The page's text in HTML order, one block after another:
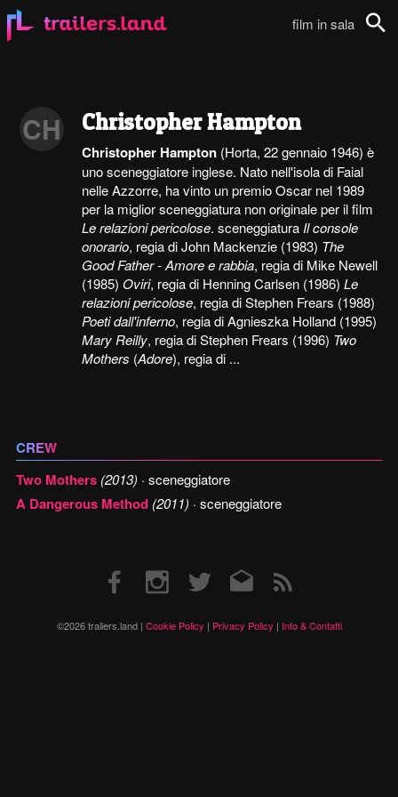
film in sala
CH Christopher Hampton
Christopher Hampton (Horta, 22 gennaio 1946) è
uno sceneggiatore inglese. Nato nell'isola di Faial
nelle Azzorre, ha vinto un premio Oscar nel 1989
per la miglior sceneggiatura non originale per il film
Le relazioni pericolose. sceneggiatura Il console
onorario, regia di John Mackenzie (1983) The
Good Father - Amore e rabbia, regia di Mike Newell
(1985)Oviri, regia di Henning Carlsen (1986)Le
relazioni pericolose, regia di Stephen Frears (1988)
Poeti dall'inferno, regia di Agnieszka Holland (1995)
Mary Reilly, regia di Stephen Frears (1996) Two
Mothers (Adore), regia di ...
CREW
Two Mothers (2013) · sceneggiatore
A Dangerous Method (2011) · sceneggiatore
©2026 trailers.land | Cookie Policy | Privacy Policy | Info & Contatti